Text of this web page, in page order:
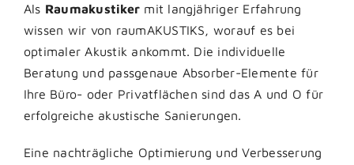
Als Raumakustiker mit langjähriger Erfahrung
wissen wir von raumAKUSTIKS, worauf es bei
optimaler Akustik ankommt. Die individuelle
Beratung und passgenaue Absorber-Elemente für
Ihre Büro- oder Privatflächen sind das A und O für
erfolgreiche akustische Sanierungen.
Eine nachträgliche Optimierung und Verbesserung